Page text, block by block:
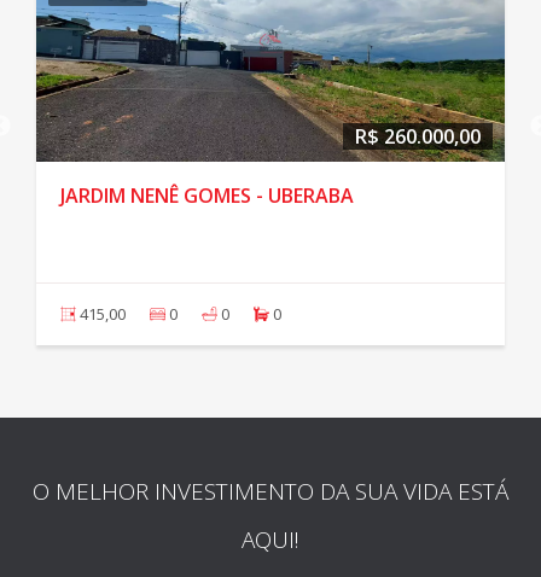
R$ 260.000,00
JARDIM NENÊ GOMES - UBERABA
415,00 0 0 0
O MELHOR INVESTIMENTO DA SUA VIDA ESTÁ
AQUI!